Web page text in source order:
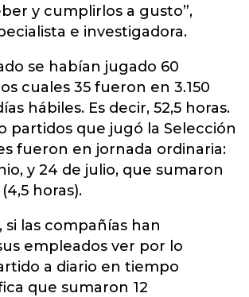
y cumplirlos a gusto”,
e investigadora.
se habían jugado 60
cuales 35 fueron en 3.150
hábiles. Es decir, 52,5 horas.
partidos que jugó la Selección
fueron en jornada ordinaria:
y 24 de julio, que sumaron
horas).
las compañías han
empleados ver por lo
a diario en tiempo
que sumaron 12